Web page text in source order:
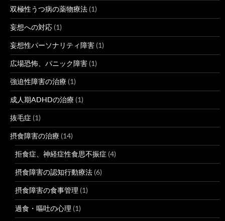
双極性うつ病の薬物療法 (1)
妄想への対応 (1)
妄想性パーソナリティ障害 (1)
広場恐怖、パニック障害 (1)
強迫性障害の治療 (1)
成人期ADHDの治療 (1)
抜毛症 (1)
摂食障害の治療 (14)
拒食症、神経症性食思不振症 (4)
摂食障害の認知行動療法 (6)
摂食障害の食事管理 (1)
過食・嘔吐の心理 (1)